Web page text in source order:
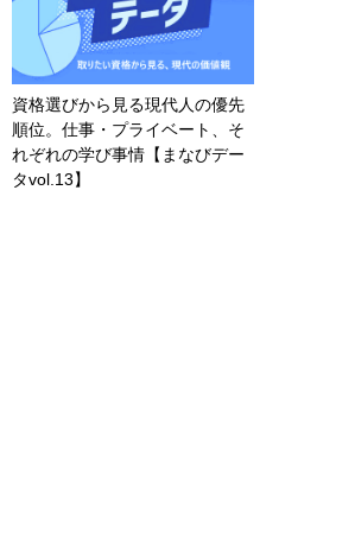
資格選びから見る現代人の優先
順位。仕事・プライベート、そ
れぞれの学び事情【まなびデー
タvol.13】